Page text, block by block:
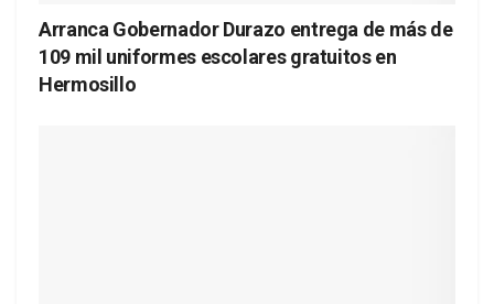
Arranca Gobernador Durazo entrega de más de
109 mil uniformes escolares gratuitos en
Hermosillo